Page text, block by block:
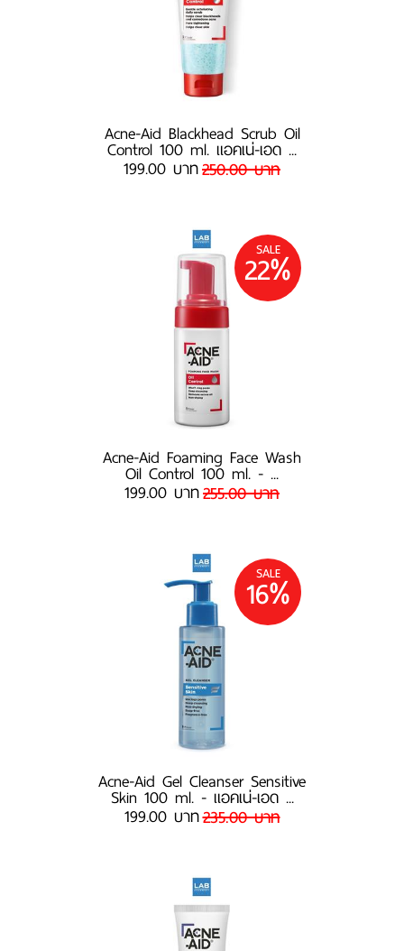
Acne-Aid Blackhead Scrub Oil
Control 100 ml. แอคเน่-เอด ...
250.00 บาท
199.00 บาท
SALE
22%
Acne-Aid Foaming Face Wash
Oil Control 100 ml. - ...
255.00 บาท
199.00 บาท
SALE
16%
Acne-Aid Gel Cleanser Sensitive
Skin 100 ml. - แอคเน่-เอด ...
235.00 บาท
199.00 บาท